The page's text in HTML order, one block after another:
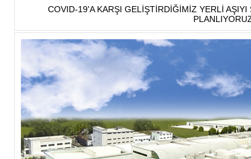
COVID-19'A KARŞI GELİŞTİRDİĞİMİZ YERLİ AŞIYI